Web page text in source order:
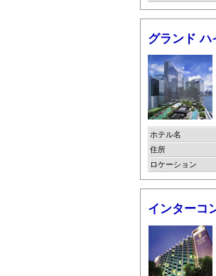
グランド ハ
ホテル名
住所
ロケーション
インターコ